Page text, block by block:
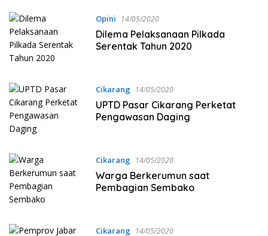
Opini 14/05/2020
Dilema Pelaksanaan Pilkada
Serentak Tahun 2020
Cikarang 14/05/2020
UPTD Pasar Cikarang Perketat
Pengawasan Daging
Cikarang 14/05/2020
Warga Berkerumun saat
Pembagian Sembako
Cikarang 14/05/2020